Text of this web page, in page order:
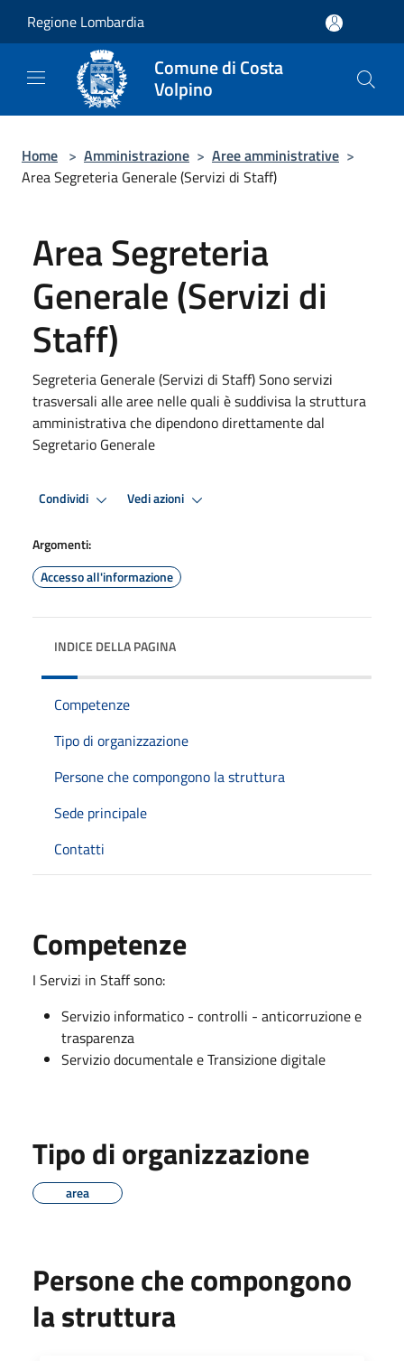
Regione Lombardia
Comune di Costa
Volpino
Home > Amministrazione > Aree amministrative >
Area Segreteria Generale (Servizi di Staff)
Area Segreteria
Generale (Servizi di
Staff)
Segreteria Generale (Servizi di Staff) Sono servizi
trasversali alle aree nelle quali è suddivisa la struttura
amministrativa che dipendono direttamente dal
Segretario Generale
Condividi Vedi azioni
Argomenti:
Accesso all'informazione
INDICE DELLA PAGINA
Competenze
Tipo di organizzazione
Persone che compongono la struttura
Sede principale
Contatti
Competenze
I Servizi in Staff sono:
Servizio informatico - controlli - anticorruzione e
trasparenza
Servizio documentale e Transizione digitale
Tipo di organizzazione
area
Persone che compongono
la struttura